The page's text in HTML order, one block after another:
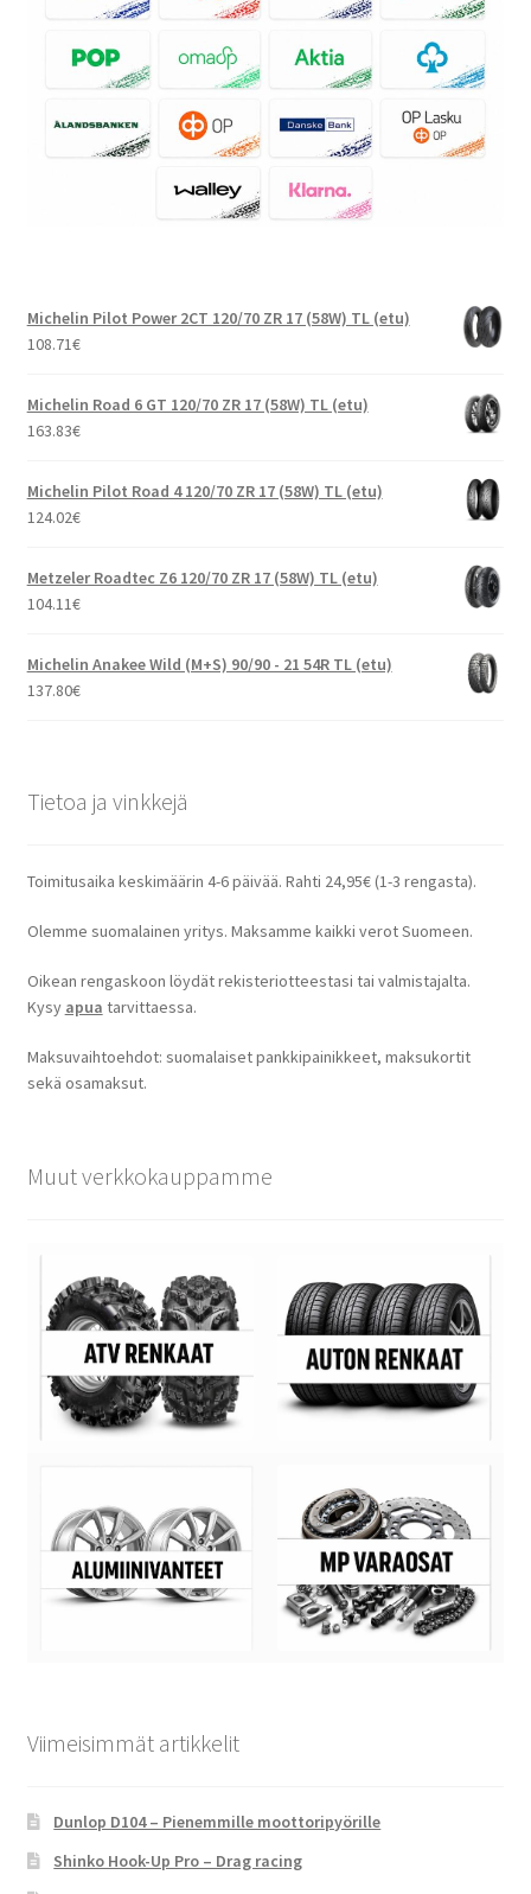
Michelin Pilot Power 2CT 120/70 ZR 17 (58W) TL (etu)
108.71€
Michelin Road 6 GT 120/70 ZR 17 (58W) TL (etu)
163.83€
Michelin Pilot Road 4 120/70 ZR 17 (58W) TL (etu)
124.02€
Metzeler Roadtec Z6 120/70 ZR 17 (58W) TL (etu)
104.11€
Michelin Anakee Wild (M+S) 90/90 - 21 54R TL (etu)
137.80€
Tietoa ja vinkkejä
Toimitusaika keskimäärin 4-6 päivää. Rahti 24,95€ (1-3 rengasta).
Olemme suomalainen yritys. Maksamme kaikki verot Suomeen.
Oikean rengaskoon löydät rekisteriotteestasi tai valmistajalta.
Kysy apua tarvittaessa.
Maksuvaihtoehdot: suomalaiset pankkipainikkeet, maksukortit
sekä osamaksut.
Muut verkkokauppamme
Viimeisimmät artikkelit
Dunlop D104 – Pienemmille moottoripyörille
Shinko Hook-Up Pro – Drag racing